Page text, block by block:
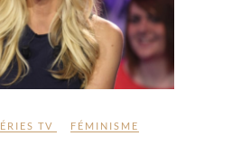
TV FÉMINISME